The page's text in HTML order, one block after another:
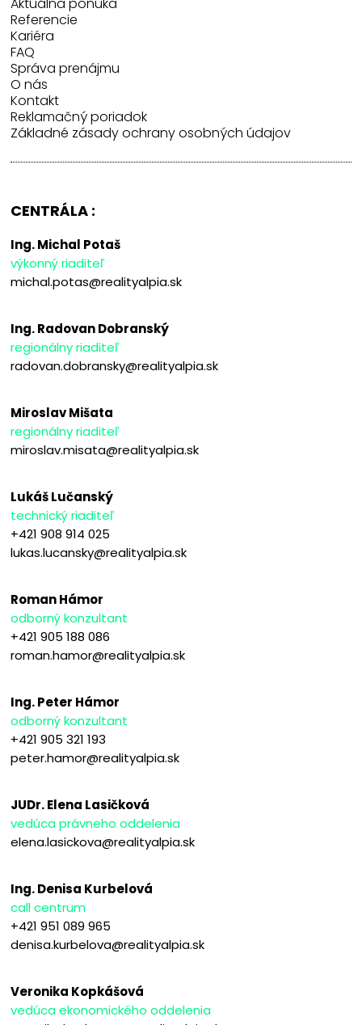
Referencie
Kariéra
FAQ
Správa prenájmu
O nás
Kontakt
Reklamačný poriadok
Základné zásady ochrany osobných údajov
CENTRÁLA :
Ing. Michal Potaš
výkonný riaditeľ
michal.potas@realityalpia.sk
Ing. Radovan Dobranský
regionálny riaditeľ
radovan.dobransky@realityalpia.sk
Miroslav Mišata
regionálny riaditeľ
miroslav.misata@realityalpia.sk
Lukáš Lučanský
technický riaditeľ
+421 908 914 025
lukas.lucansky@realityalpia.sk
Roman Hámor
odborný konzultant
+421 905 188 086
roman.hamor@realityalpia.sk
Ing. Peter Hámor
odborný konzultant
+421 905 321 193
peter.hamor@realityalpia.sk
JUDr. Elena Lasičková
vedúca právneho oddelenia
elena.lasickova@realityalpia.sk
Ing. Denisa Kurbelová
call centrum
+421 951 089 965
denisa.kurbelova@realityalpia.sk
Veronika Kopkášová
vedúca ekonomického oddelenia